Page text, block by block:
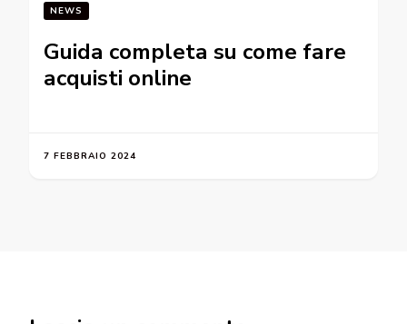
NEWS
Guida completa su come fare
acquisti online
7 FEBBRAIO 2024